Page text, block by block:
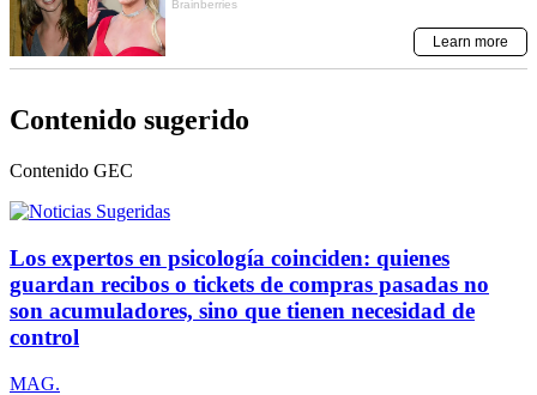
Contenido sugerido
Contenido GEC
Los expertos en psicología coinciden: quienes
guardan recibos o tickets de compras pasadas no
son acumuladores, sino que tienen necesidad de
control
MAG.